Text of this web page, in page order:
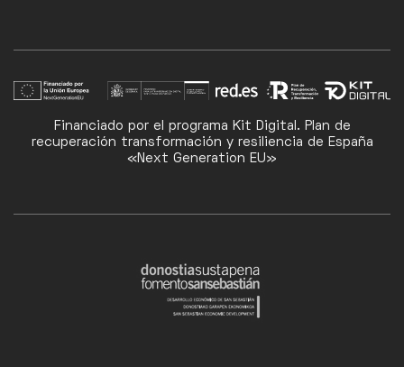
Financiado por el programa Kit Digital. Plan de
recuperación transformación y resiliencia de España
«Next Generation EU»